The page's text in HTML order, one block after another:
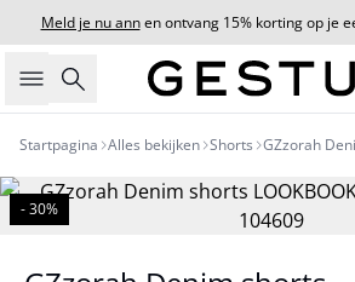
Meld je nu annen ontvang 15% korting op je
Zoeken
Startpagina Alles bekijken Shorts GZzorah
- 30%